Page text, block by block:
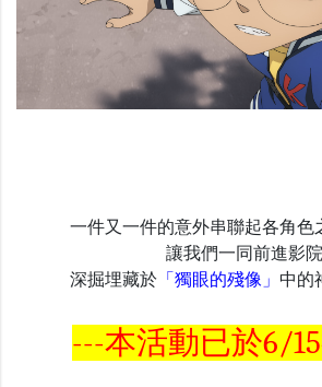
一件又一件的意外串聯起各角色
讓我們一同前進影院
深掘埋藏於 「獨眼的殘像」 中的
---本活動已於6/